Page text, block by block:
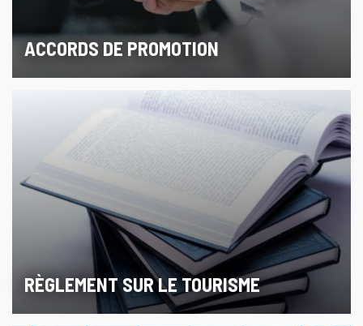
ACCORDS DE PROMOTION
RÈGLEMENT SUR LE TOURISME